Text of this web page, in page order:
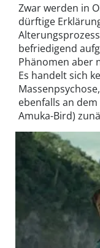
Zwar werden in
dürftige
befriedigend
Phänomen aber
Es handelt sich
ebenfalls an
Amuka-Bird)